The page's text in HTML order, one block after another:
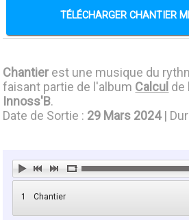
TÉLÉCHARGER CHANTIER
Chantierest une musique du
faisant partie de l'album Calcul de
Innoss'B.
Date de Sortie : 29 Mars 2024|
1 Chantier